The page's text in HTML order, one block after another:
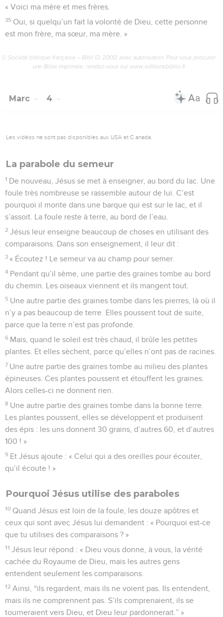
« Voici ma mère et mes frères.
35 Oui, si quelqu’un fait la volonté de Dieu, cette personne
est mon frère, ma sœur, ma mère. »
© Société biblique française – Bibli’O, 2000, avec autorisation. Pour vous procurer
une Bible imprimée, rendez-vous sur www.editionsbiblio.fr
Marc 4
Les vidéos ne sont pas disponibles aux USA et C anada.
La parabole du semeur
1 De nouveau, Jésus se met à enseigner, au bord du lac. Une
foule très nombreuse se rassemble autour de lui. C’est
pourquoi il monte dans une barque qui est sur le lac, et il
s’assoit. La foule reste à terre, au bord de l’eau.
2 Jésus leur enseigne beaucoup de choses en utilisant des
comparaisons. Dans son enseignement, il leur dit :
3 « Écoutez ! Le semeur va au champ pour semer.
4 Pendant qu’il sème, une partie des graines tombe au bord
du chemin. Les oiseaux viennent et ils mangent tout.
5 Une autre partie des graines tombe dans les pierres, là où il
n’y a pas beaucoup de terre. Elles poussent tout de suite,
parce que la terre n’est pas profonde.
6 Mais, quand le soleil est très chaud, il brûle les petites
plantes. Et elles sèchent, parce qu’elles n’ont pas de racines.
7 Une autre partie des graines tombe au milieu des plantes
épineuses. Ces plantes poussent et étouffent les graines.
Alors celles-ci ne donnent rien.
8 Une autre partie des graines tombe dans la bonne terre.
Les plantes poussent, elles se développent et produisent
des épis : les uns donnent 30 grains, d’autres 60, et d’autres
100 ! »
9 Et Jésus ajoute : « Celui qui a des oreilles pour écouter,
qu’il écoute ! »
Pourquoi Jésus utilise des paraboles
10 Quand Jésus est loin de la foule, les douze apôtres et
ceux qui sont avec Jésus lui demandent : « Pourquoi est-ce
que tu utilises des comparaisons ? »
11 Jésus leur répond : « Dieu vous donne, à vous, la vérité
cachée du Royaume de Dieu, mais les autres gens
entendent seulement les comparaisons.
12 Ainsi, “ils regardent, mais ils ne voient pas. Ils entendent,
mais ils ne comprennent pas. S’ils comprenaient, ils se
tourneraient vers Dieu, et Dieu leur pardonnerait.” »